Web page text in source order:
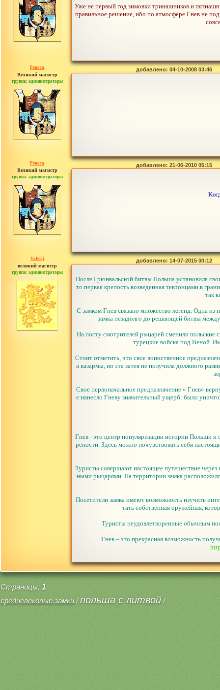
Уже не первый год зимовки тринашников и
правильное решение, ибо по атмосфере Гнев не
Рената
Великий магистр
группа: администраторы
сообщений: 30442
добавлено: 04-10-2008 03:46
Рената
Великий магистр
группа: администраторы
сообщений: 30442
добавлено: 21-06-2010 05:15
Valerij
великий магистр
группа: администраторы
сообщений: 3753
добавлено: 14-07-2015 00:12
После Грюнвальской битвы Польша установила
то первая крепость возведенная тевтонцами в
так
С замком Гнев связано множество легенд. Одна из
замка незадолго до решающей битвы между
На посту смотрителей рыцарей сменили польские
турецкие войска под Веной.
Стоит отметить, что свое воинственное
а казармы, но эта затея не получила должного
Свое первоначальное предназначение « Гнев»
е нанесло Гневу значительный ущерб: было
Гнев - это центр популяризации истории Польши и
репости. Здесь можно почувствовать себя
Туристы совершают настоящее путешествие
ными рыцарями. На территории замка
Посетители замка имеют возможность изучить
тать собственная оружейная,
Туристы неудовлетворенные обычным
Гнев – это прекрасная возможность
Страницы: 1
средневековые замки/польша с литвой /